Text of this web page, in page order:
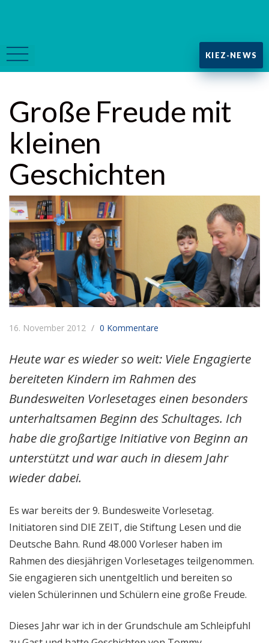
KIEZ-NEWS
Große Freude mit
kleinen
Geschichten
16. November 2012 0 Kommentare
Heute war es wieder so weit: Viele Engagierte
bereiteten Kindern im Rahmen des
Bundesweiten Vorlesetages einen besonders
unterhaltsamen Beginn des Schultages. Ich
habe die großartige Initiative von Beginn an
unterstützt und war auch in diesem Jahr
wieder dabei.
Es war bereits der 9. Bundesweite Vorlesetag.
Initiatoren sind DIE ZEIT, die Stiftung Lesen und die
Deutsche Bahn. Rund 48.000 Vorleser haben im
Rahmen des diesjährigen Vorlesetages teilgenommen.
Sie engagieren sich unentgeltlich und bereiten so
vielen Schülerinnen und Schülern eine große Freude.
Dieses Jahr war ich in der Grundschule am Schleipfuhl